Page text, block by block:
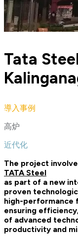
Tata
導入事例
高炉
近代化
The project
TATA Steel
as part of a new
proven
high-performance
ensuring
of advanced
productivity and